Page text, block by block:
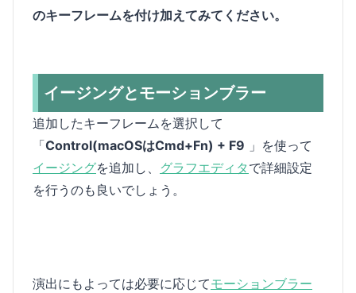
のキーフレームを付け加えてみてください。
イージングとモーションブラー
追加したキーフレームを選択して
「Control(macOSはCmd+Fn) + F9 」を使って
イージングを追加し、 グラフエディタ で詳細設定
を行うのも良いでしょう。
演出にもよっては必要に応じてモーションブラー